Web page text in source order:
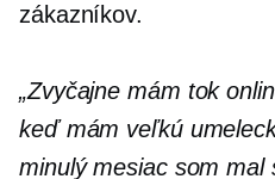
zákazníkov.
„Zvyčajne mám tok
keď mám veľkú
minulý mesiac som mal